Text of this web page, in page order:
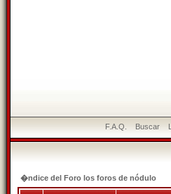
F.A.Q. Buscar
�ndice del Foro los foros de nódulo